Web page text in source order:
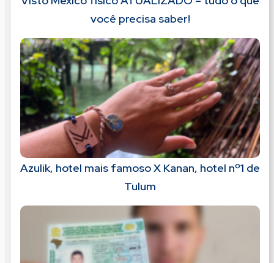
você precisa saber!
Azulik, hotel mais famoso X Kanan, hotel nº1 de
Tulum